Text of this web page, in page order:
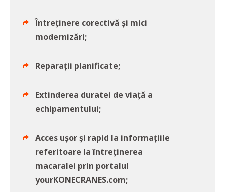
Întreținere corectivă și mici
modernizări;
Reparaţii planificate;
Extinderea duratei de viață a
echipamentului;
Acces ușor și rapid la informațiile
referitoare la întreținerea
macaralei prin portalul
yourKONECRANES.com;